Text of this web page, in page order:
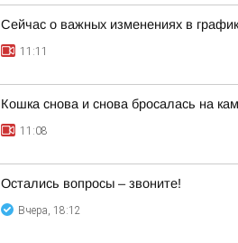
Сейчас о важных изменениях в
11:11
Кошка снова и снова бросалась на
11:08
Остались вопросы – звоните!
Вчера, 18:12